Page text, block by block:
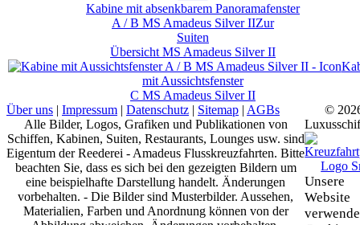
Kabine mit absenkbarem Panoramafenster
A / B MS Amadeus Silver IIZur
Suiten
Übersicht MS Amadeus Silver II
mit Aussichtsfenster
C MS Amadeus Silver II
Über uns | Impressum | Datenschutz | Sitemap | AGBs
Alle Bilder, Logos, Grafiken und Publikationen von
Schiffen, Kabinen, Suiten, Restaurants, Lounges usw. sind
Eigentum der Reederei - Amadeus Flusskreuzfahrten. Bitte
beachten Sie, dass es sich bei den gezeigten Bildern um
eine beispielhafte Darstellung handelt. Änderungen
vorbehalten. - Die Bilder sind Musterbilder. Aussehen,
Materialien, Farben und Anordnung können von der
©
Unsere
Website